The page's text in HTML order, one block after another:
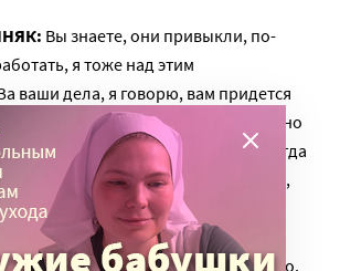
Вы знаете, они привыкли, по-
я тоже над этим
ваши дела, я говорю, вам придется
Богом. Перед законом мы не будем, но
отвечать. Они говорят: ну, когда
прилетело. Полковник такой там,
уже прилетело. То есть,
себя чувствуют, что они
они могут вершить все что угодно.